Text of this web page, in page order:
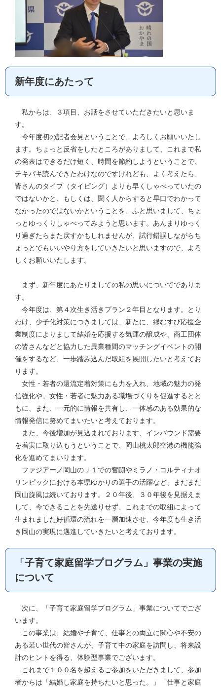
新年度にあたって
私からは、３項目、お話をさせていただきたいと思いま
す。
今年度初の記者会見ということで、よろしくお願いいたし
ます。ちょっと反省をしたところがありまして、これまで私
の発表はできるだけ短く、時間を節約しようということで、
テキパキ読んできたわけなのですけれども、よく考えたら、
皆さんのタイプ（タイピング）よりも早くしゃべっていたの
ではないかと、もしくは、聞く人からすると早口でわかって
なかったのではないかということを、ふと思いまして、ちょ
っとゆっくりしゃべってみようと思います。あんまりゆっく
り過ぎたらまた戻すかもしれませんが、試行錯誤しながらち
ょっとでもいいやり方をしていきたいと思いますので、よろ
しくお願いいたします。
まず、新年度にあたりましての私の思いについてでありま
す。
今年度は、第４次生き活きプラン２年目となります。とり
わけ、少子化対策につきましては、新たに、縁むすび応援企
業制度によりまして結婚を応援する気運の醸成や、商工団体
の皆さんなどと協力した異業種間のマッチングイベントの開
催をするなど、一歩踏み込んだ取組を展開したいと考えてお
ります。
女性・若者の還流定着対策にも力を入れ、地域の魅力の発
信強化や、女性・若者に魅力ある職場づくりを促進するとと
もに、また、一元的に情報を共有し、一体感のある効果的な
情報発信に努めてまいたいと考えております。
また、今後増加が見込まれております、インバウンド需要
を着実に取り込もうということで、岡山桃太郎空港の機能強
化を進めてまいります。
ファジアーノ岡山のＪ１での奮闘やミラノ・コルティナオ
リンピックにおける本県ゆかりの選手の活躍など、まだまだ
岡山旋風は続いております。２０年後、３０年後を見据えま
して、今できることを先送りせず、これまでの取組によって
生まれました好循環の流れを一層加速させ、今年度も生き活
き岡山の実現に邁進していきたいと考えております。
「子育て家庭留学プログラム」事業の実施
について
次に、「子育て家庭留学プログラム」事業についてでござ
います。
この事業は、結婚や子育て、仕事との両立に関心や不安の
ある若い世代の皆さんが、子育て中の家庭を訪問し、将来設
計のヒントを得る、体験型事業でございます。
これまで１００名を超えるご参加をいただきまして、参加
者からは「結婚し家庭を持ちたいと思った。」「仕事と家庭